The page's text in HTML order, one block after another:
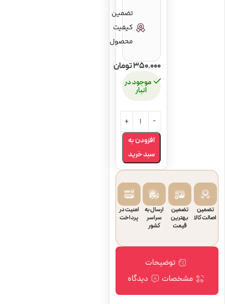
تضمین
کیفیت
محصول
350.000تومان
موجود در
انبار
افزودن به
سبد خرید
تضمین
اصالت کالا
تضمین
بهترین
قیمت
ارسال به
سراسر
کشور
امنیت در
پرداخت
توضیحات
مشخصات
دیدگاه